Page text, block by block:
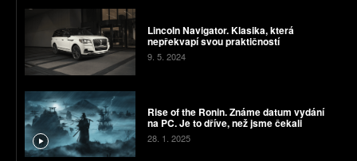
Lincoln Navigator. Klasika, která
nepřekvapí svou praktičností
9. 5. 2024
Rise of the Ronin. Známe datum vydání
na PC. Je to dříve, než jsme čekali
28. 1. 2025